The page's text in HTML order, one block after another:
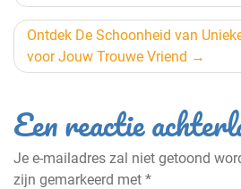
Ontdek De Schoonheid van
voor Jouw Trouwe Vriend
Een reactie
Je e-mailadres zal niet getoond
zijn gemarkeerd met *